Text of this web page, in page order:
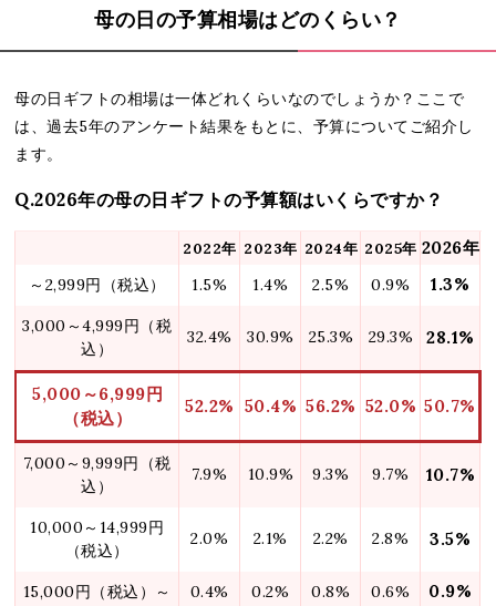
母の日の予算相場はどのくらい？
母の日ギフトの相場は一体どれくらいなのでしょうか？ここで
は、過去5年のアンケート結果をもとに、予算についてご紹介し
ます。
Q.2026年の母の日ギフトの予算額はいくらですか？
2022年 2023年 2024年 2025年 2026年
～2,999円（税込） 1.5% 1.4% 2.5% 0.9% 1.3%
3,000～4,999円（税
込）
32.4% 30.9% 25.3% 29.3% 28.1%
5,000～6,999円
（税込）
52.2% 50.4% 56.2% 52.0% 50.7%
7,000～9,999円（税
込）
7.9% 10.9% 9.3% 9.7% 10.7%
10,000～14,999円
（税込）
2.0% 2.1% 2.2% 2.8% 3.5%
15,000円（税込）～ 0.4% 0.2% 0.8% 0.6% 0.9%